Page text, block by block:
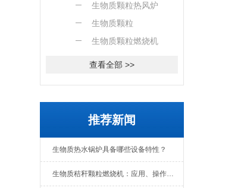
生物质颗粒热风炉
生物质颗粒
生物质颗粒燃烧机
查看全部 >>
推荐新闻
生物质热水锅炉具备哪些设备特性？
生物质秸秆颗粒燃烧机：应用、操作与日常维护全解析